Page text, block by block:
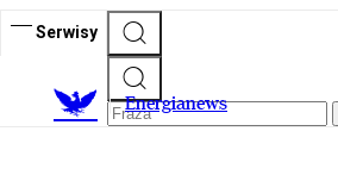
Serwisy
Energianews